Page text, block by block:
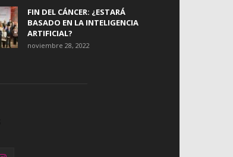
FIN DEL CÁNCER: ¿ESTARÁ
BASADO EN LA INTELIGENCIA
ARTIFICIAL?
noviembre 28, 2022